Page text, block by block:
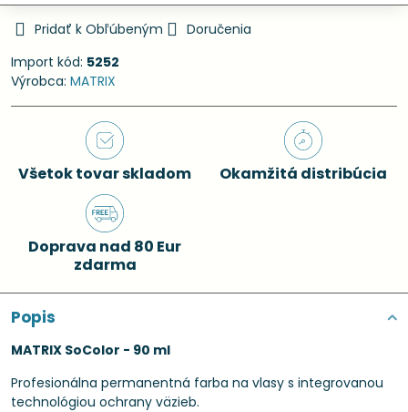
Pridať k Obľúbeným
Doručenia
Import kód: 5252
Výrobca: MATRIX
Všetok tovar skladom Okamžitá distribúcia
Doprava nad 80 Eur
zdarma
Popis
MATRIX SoColor - 90 ml
Profesionálna permanentná farba na vlasy s integrovanou
technológiou ochrany väzieb.